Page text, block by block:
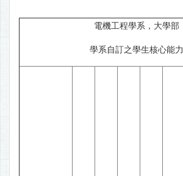
電機工程學系，大學部
學系自訂之學生核心能力